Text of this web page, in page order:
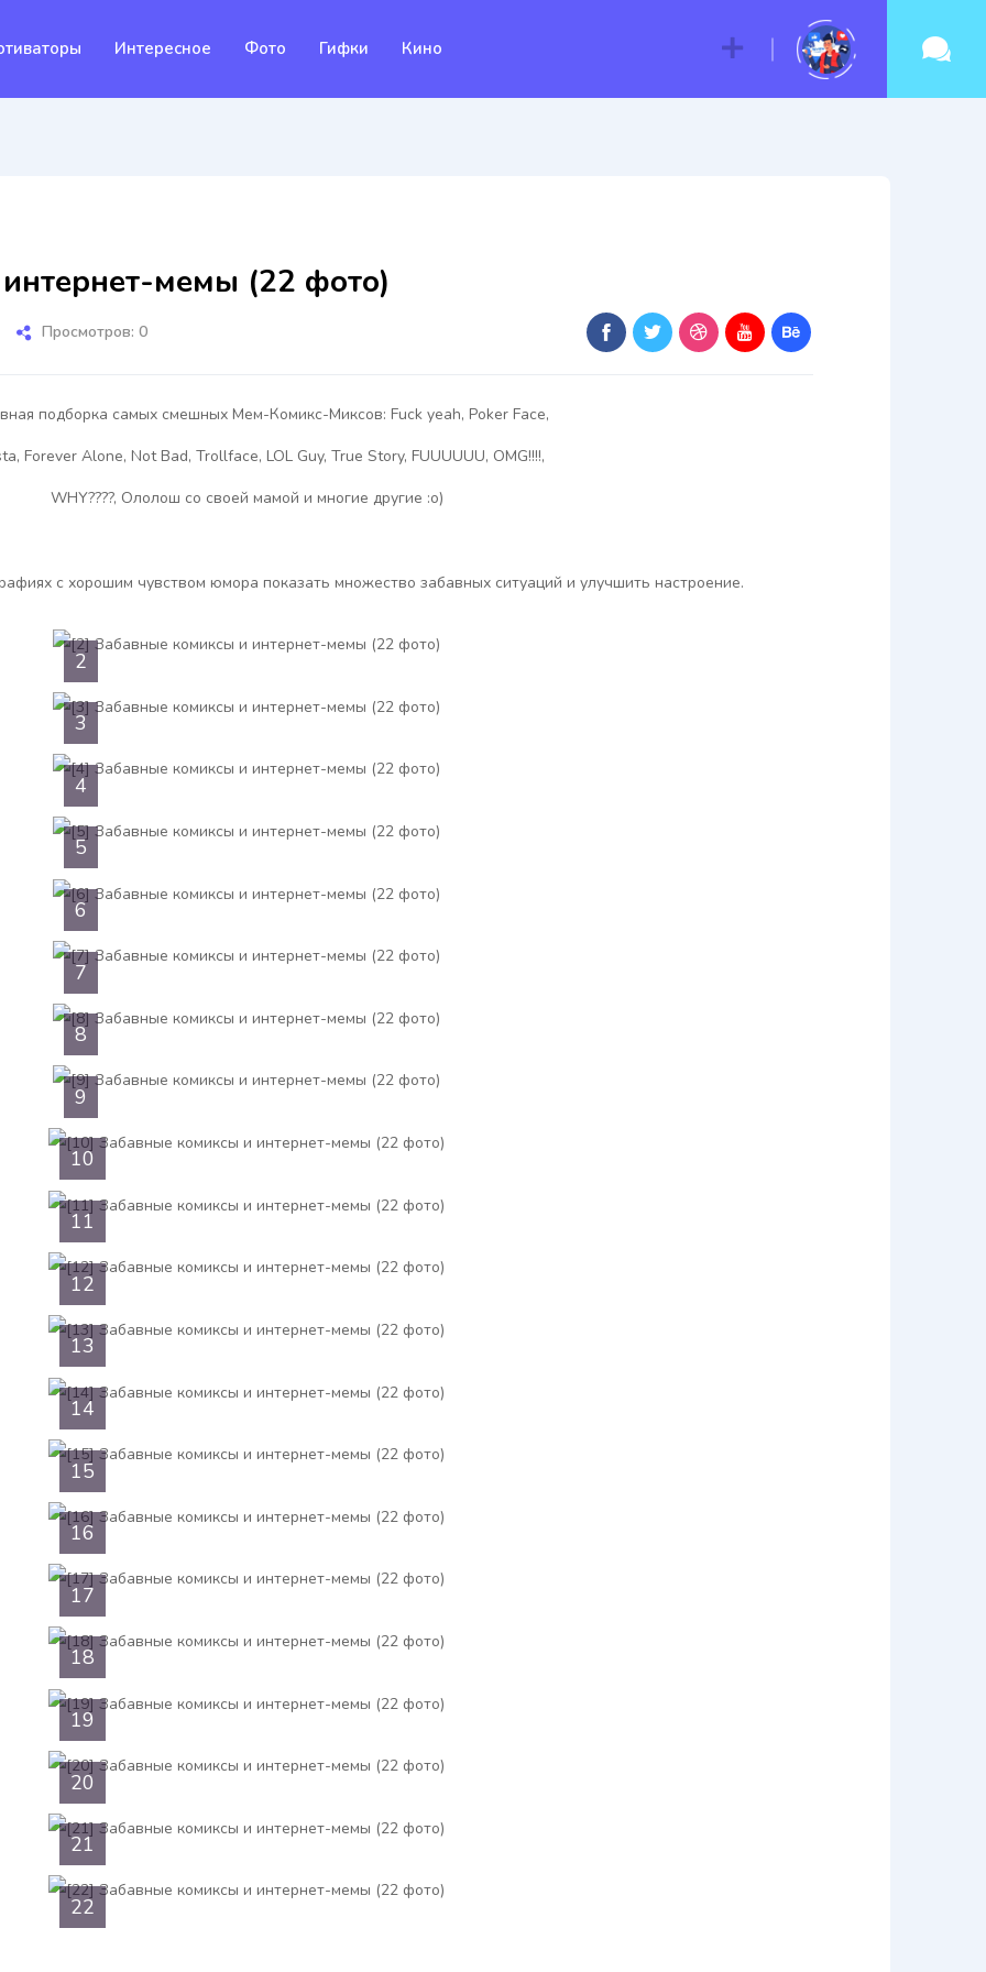
Интересное Фото Гифки Кино
мемы (22 фото)
Просмотров: 0
подборка самых смешных Мем-Комикс-Миксов: Fuck yeah, Poker Face,
Forever Alone, Not Bad, Trollface, LOL Guy, True Story, FUUUUUU, OMG!!!!,
WHY????, Ололош со своей мамой и многие другие :o)
2
3
4
5
6
7
8
9
10
11
12
13
14
15
16
17
18
19
20
21
22